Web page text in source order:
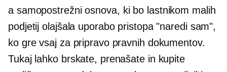
a samopostrežniosnova, ki bo lastnikom malih
podjetij olajšala uporabo pristopa "naredi sam",
ko gre vsaj za pripravo pravnih dokumentov.
Tukaj lahko brskate, prenašate in kupite